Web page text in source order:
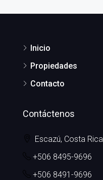
Inicio
Propiedades
Contacto
Contáctenos
Escazú, Costa Rica
+506 8495-9696
+506 8491-9696